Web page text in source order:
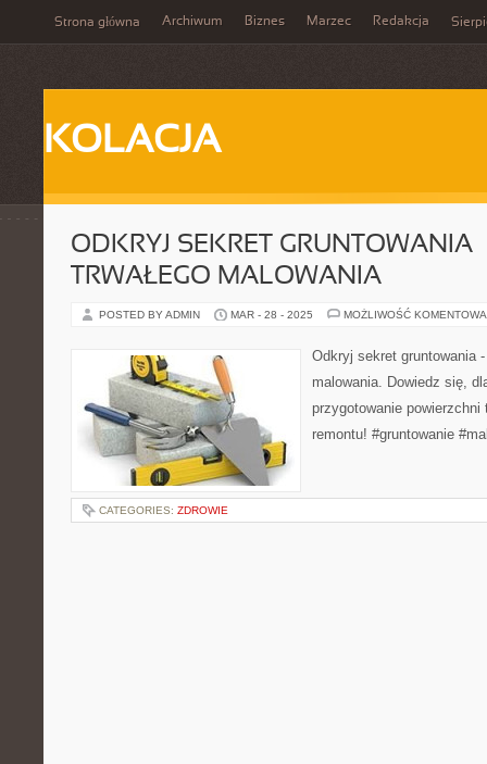
Strona główna Archiwum Biznes Marzec Redakcja
KOLACJA
ODKRYJ SEKRET GRUNTOWANIA
TRWAŁEGO MALOWANIA
POSTED BY ADMIN MAR - 28 - 2025 MOŻLIWOŚĆ
Odkryj sekret gruntowania
malowania. Dowiedz się,
przygotowanie powierzchni
remontu! #gruntowanie
CATEGORIES: ZDROWIE